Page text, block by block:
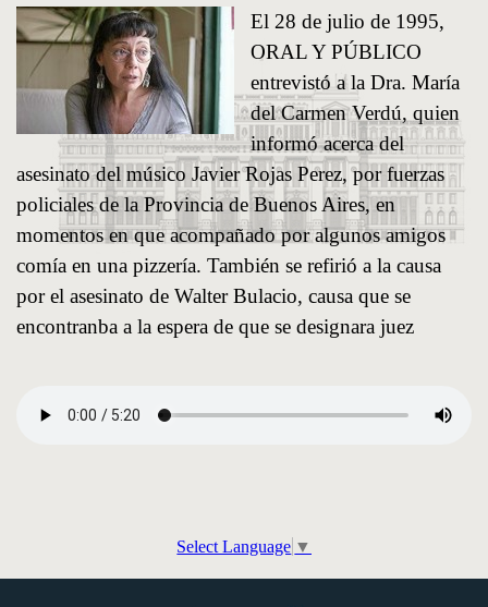
El 28 de julio de 1995,
ORAL Y PÚBLICO
entrevistó a la Dra. María
del Carmen Verdú, quien
informó acerca del
asesinato del músico Javier Rojas Perez, por fuerzas
policiales de la Provincia de Buenos Aires, en
momentos en que acompañado por algunos amigos
comía en una pizzería. También se refirió a la causa
por el asesinato de Walter Bulacio, causa que se
encontranba a la espera de que se designara juez
Select Language ▼